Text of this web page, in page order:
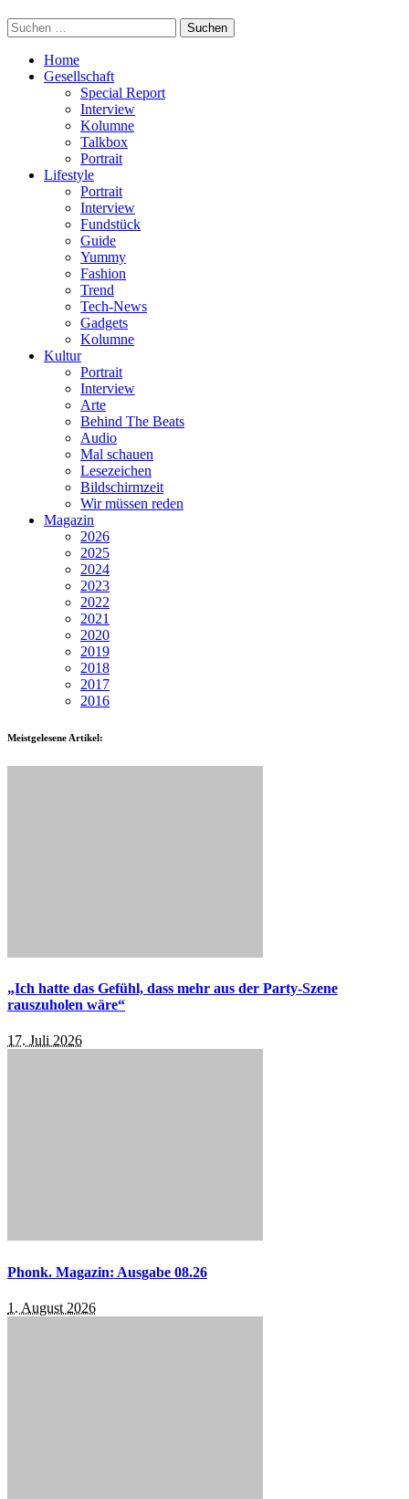
Suchen
nach:
Home
Gesellschaft
Special Report
Interview
Kolumne
Talkbox
Portrait
Lifestyle
Portrait
Interview
Fundstück
Guide
Yummy
Fashion
Trend
Tech-News
Gadgets
Kolumne
Kultur
Portrait
Interview
Arte
Behind The Beats
Audio
Mal schauen
Lesezeichen
Bildschirmzeit
Wir müssen reden
Magazin
2026
2025
2024
2023
2022
2021
2020
2019
2018
2017
2016
Meistgelesene Artikel:
„Ich hatte das Gefühl, dass mehr aus der Party-Szene
rauszuholen wäre“
17. Juli 2026
Phonk. Magazin: Ausgabe 08.26
1. August 2026